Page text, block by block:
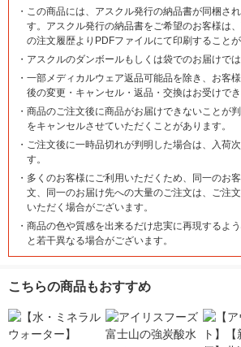
・ この商品には、アスクル発行の納品書が同梱さ
す。アスクル発行の納品書をご希望のお客様は
の注文履歴よりPDFファイルにて印刷することが
・ アスクルのダンボールもしくは袋でのお届けでは
・ 一部メディカルウェア返品可能品を除き、お客
後の変更・キャンセル・返品・交換はお受けでき
・ 商品のご注文後に商品がお届けできないことが
をキャンセルさせていただくことがあります。
・ ご注文後に一時品切れが判明した場合は、入荷
す。
・ 多くのお客様にご利用いただくため、同一のお
文、同一のお届け先への大量のご注文は、ご注
いただく場合がございます。
・ 商品の色や質感を出来るだけ忠実に再現するよ
と若干異なる場合がございます。
こちらの商品もおすすめ